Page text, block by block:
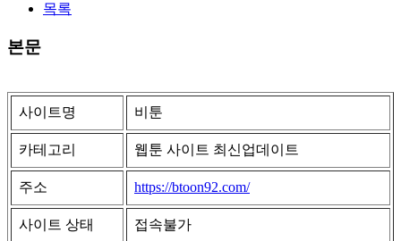
목록
본문
사이트명 비툰
카테고리 웹툰 사이트 최신업데이트
주소 https://btoon92.com/
사이트 상태 접속불가